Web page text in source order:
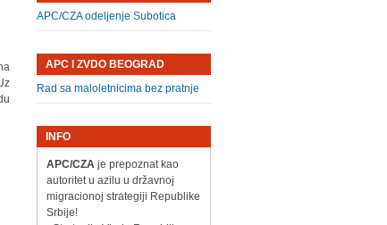
APC/CZA odeljenje Subotica
APC I ZVDO BEOGRAD
Rad sa maloletnicima bez pratnje
INFO
APC/CZAje prepoznat kao
autoritet u azilu u državnoj
migracionoj strategiji Republike
Srbije!